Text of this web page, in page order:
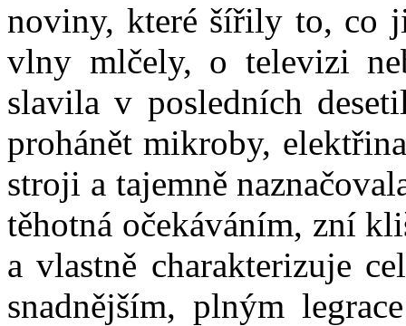
noviny, které šířily to, co
vlny mlčely, o televizi
slavila v posledních
prohánět mikroby,
stroji a tajemně
těhotná očekáváním, zní
a vlastně charakterizuje
snadnějším, plným